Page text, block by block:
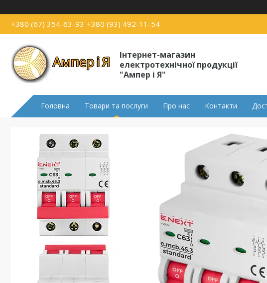
+380 (67) 354-63-93 +380 (93) 492-11-54
Інтернет-магазин
електротехнічної продукції
"Ампер і Я"
Головна Товари та послуги Про нас Контакти